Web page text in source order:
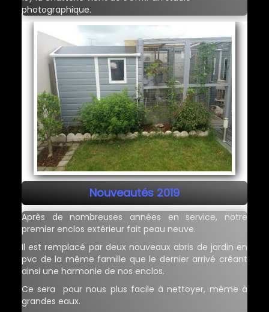
photographique.
Nouveautés 2019
Après de nombreuses années en service, notre
premier enclos extérieur fait peau neuve.
Il est remplacé par deux nouveaux abris de jardin en
pvc de la même famille que le dernier arrivé créant
ainsi une harmonie de nos enclos.
Ce sera pour nous plus facile à nettoyer, même à
grandes eaux.